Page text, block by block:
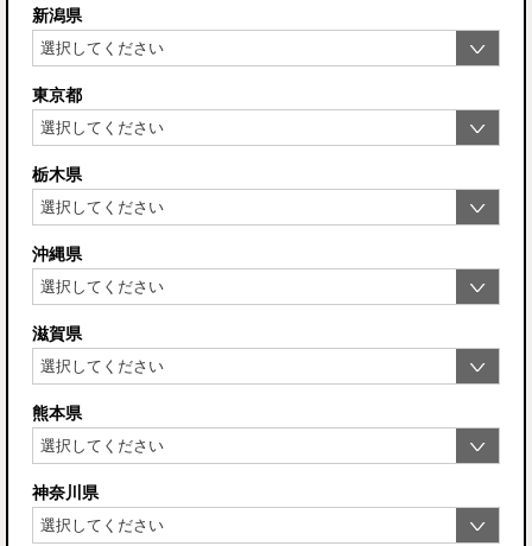
新潟県
東京都
栃木県
沖縄県
滋賀県
熊本県
神奈川県